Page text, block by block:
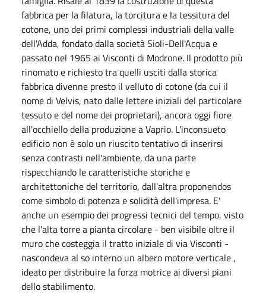
fabbrica per la filatura, la torcitura e la tessitura del
cotone, uno dei primi complessi industriali della valle
dell'Adda, fondato dalla società Sioli-Dell'Acqua e
passato nel 1965 ai Visconti di Modrone. Il prodotto più
rinomato e richiesto tra quelli usciti dalla storica
fabbrica divenne presto il velluto di cotone (da cui il
nome di Velvis, nato dalle lettere iniziali del particolare
tessuto e del nome dei proprietari), ancora oggi fiore
all'occhiello della produzione a Vaprio. L'inconsueto
edificio non è solo un riuscito tentativo di inserirsi
senza contrasti nell'ambiente, da una parte
rispecchiando le caratteristiche storiche e
architettoniche del territorio, dall'altra proponendos
come simbolo di potenza e solidità dell'impresa. E'
anche un esempio dei progressi tecnici del tempo, visto
che l'alta torre a pianta circolare - ben visibile oltre il
muro che costeggia il tratto iniziale di via Visconti -
nascondeva al so interno un albero motore verticale ,
ideato per distribuire la forza motrice ai diversi piani
dello stabilimento.